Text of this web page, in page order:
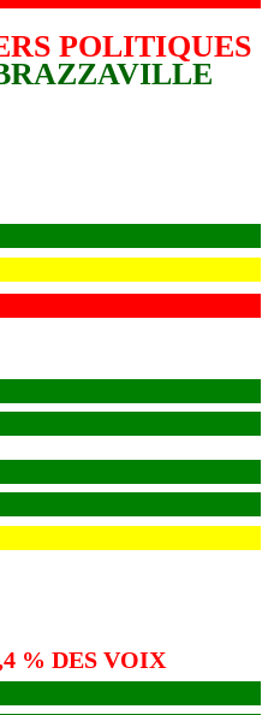
POLITIQUES
% DES VOIX